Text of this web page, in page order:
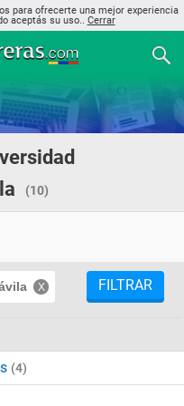
para ofrecerte una mejor experiencia
aceptás su uso.. Cerrar
(10)
FILTRAR
(4)